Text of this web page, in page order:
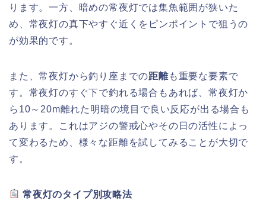
ります。一方、暗めの常夜灯では集魚範囲が狭いた
め、常夜灯の真下やすぐ近くをピンポイントで狙うの
が効果的です。
また、常夜灯から釣り座までの距離も重要な要素で
す。常夜灯のすぐ下で釣れる場合もあれば、常夜灯か
ら10～20m離れた明暗の境目で良い反応が出る場合も
あります。これはアジの警戒心やその日の活性によっ
て変わるため、様々な距離を試してみることが大切で
す。
常夜灯のタイプ別攻略法